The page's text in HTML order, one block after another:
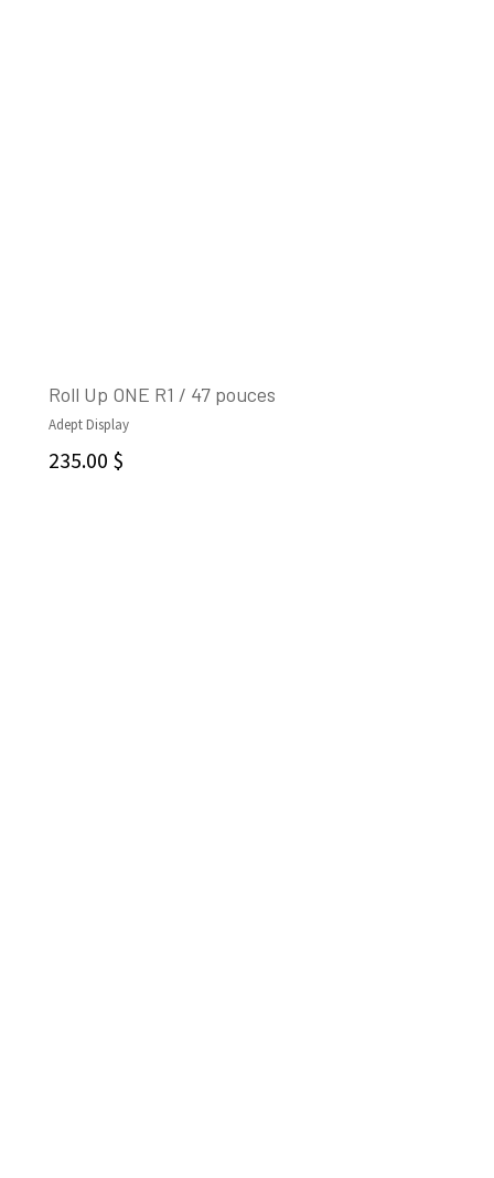
Roll Up ONE R1 / 47 pouces
Adept Display
235.00 $